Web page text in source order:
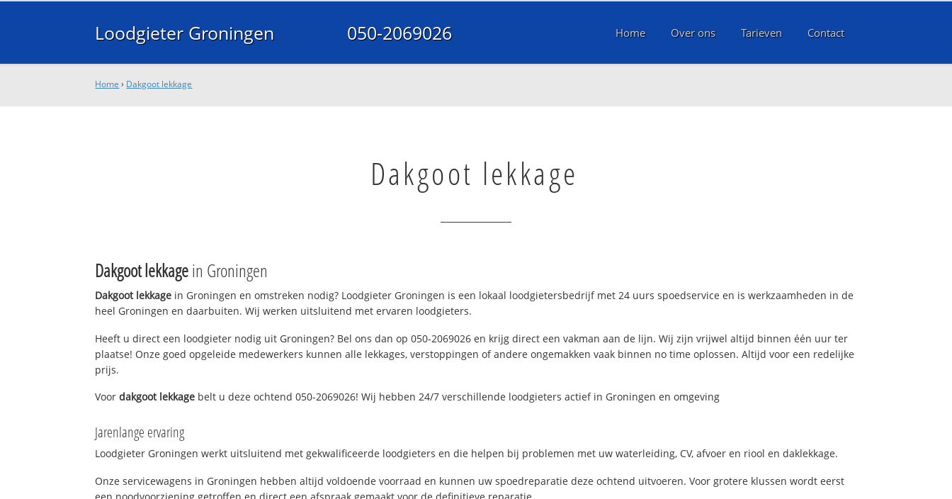
Loodgieter Groningen 050-2069026 Home Over ons Tarieven Contact
Home › Dakgoot lekkage
Dakgoot lekkage
Dakgoot lekkagein Groningen
Dakgoot lekkage in Groningen en omstreken nodig? Loodgieter Groningen is een lokaal loodgietersbedrijf met 24 uurs spoedservice en is werkzaamheden in de
heel Groningen en daarbuiten. Wij werken uitsluitend met ervaren loodgieters.
Heeft u direct een loodgieter nodig uit Groningen? Bel ons dan op 050-2069026 en krijg direct een vakman aan de lijn. Wij zijn vrijwel altijd binnen één uur ter
plaatse! Onze goed opgeleide medewerkers kunnen alle lekkages, verstoppingen of andere ongemakken vaak binnen no time oplossen. Altijd voor een redelijke
prijs.
Voordakgoot lekkage belt u deze ochtend 050-2069026! Wij hebben 24/7 verschillende loodgieters actief in Groningen en omgeving
Jarenlange ervaring
Loodgieter Groningen werkt uitsluitend met gekwalificeerde loodgieters en die helpen bij problemen met uw waterleiding, CV, afvoer en riool en daklekkage.
Onze servicewagens in Groningen hebben altijd voldoende voorraad en kunnen uw spoedreparatie deze ochtend uitvoeren. Voor grotere klussen wordt eerst